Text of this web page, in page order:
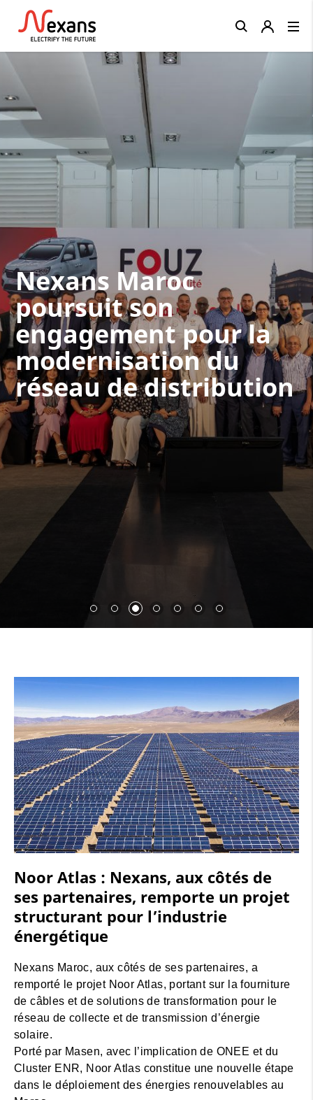
Nexans Maroc
poursuit son
engagement pour la
modernisation du
réseau de distribution
Noor Atlas : Nexans, aux côtés de
ses partenaires, remporte un projet
structurant pour l’industrie
énergétique
Nexans Maroc, aux côtés de ses partenaires, a
remporté le projet Noor Atlas, portant sur la fourniture
de câbles et de solutions de transformation pour le
réseau de collecte et de transmission d’énergie
solaire.
Porté par Masen, avec l’implication de ONEE et du
Cluster ENR, Noor Atlas constitue une nouvelle étape
dans le déploiement des énergies renouvelables au
Close